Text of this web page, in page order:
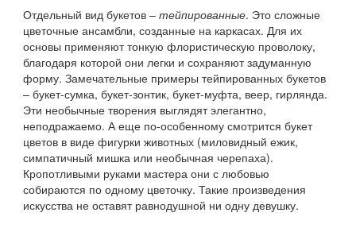
Отдельный вид букетов – тейпированные. Это сложные
цветочные ансамбли, созданные на каркасах. Для их
основы применяют тонкую флористическую проволоку,
благодаря которой они легки и сохраняют задуманную
форму. Замечательные примеры тейпированных букетов
– букет-сумка, букет-зонтик, букет-муфта, веер, гирлянда.
Эти необычные творения выглядят элегантно,
неподражаемо. А еще по-особенному смотрится букет
цветов в виде фигурки животных (миловидный ежик,
симпатичный мишка или необычная черепаха).
Кропотливыми руками мастера они с любовью
собираются по одному цветочку. Такие произведения
искусства не оставят равнодушной ни одну девушку.